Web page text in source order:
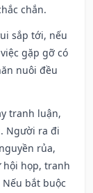
chắn.
sắp tới, nếu
gặp gỡ có
nuôi đều
tranh luận,
Người ra đi
rủa,
họp, tranh
bắt buộc